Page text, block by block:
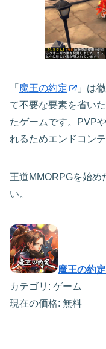
「 魔王の約定
」は
て不要な要素を省い
たゲームです。PVP
れるためエンドコン
王道MMORPGを始め
い。
魔王の約定
カテゴリ: ゲーム
現在の価格: 無料